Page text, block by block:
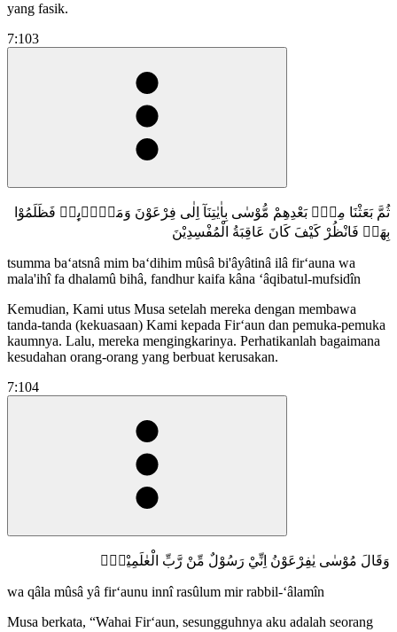
yang fasik.
7:103
ثُمَّ بَعَثْنَا مِنْۢ بَعْدِهِمْ مُّوْسٰى بِاٰيٰتِنَآ اِلٰى فِرْعَوْنَ وَمَلَا۟ىِٕهٖ فَظَلَمُوْا
بِهَاۚ فَانْظُرْ كَيْفَ كَانَ عَاقِبَةُ الْمُفْسِدِيْنَ
tsumma ba‘atsnâ mim ba‘dihim mûsâ bi'âyâtinâ ilâ fir‘auna wa
mala'ihî fa dhalamû bihâ, fandhur kaifa kâna ‘âqibatul-mufsidîn
Kemudian, Kami utus Musa setelah mereka dengan membawa
tanda-tanda (kekuasaan) Kami kepada Fir‘aun dan pemuka-pemuka
kaumnya. Lalu, mereka mengingkarinya. Perhatikanlah bagaimana
kesudahan orang-orang yang berbuat kerusakan.
7:104
وَقَالَ مُوْسٰى يٰفِرْعَوْنُ اِنِّيْ رَسُوْلٌ مِّنْ رَّبِّ الْعٰلَمِيْنَۙ
wa qâla mûsâ yâ fir‘aunu innî rasûlum mir rabbil-‘âlamîn
Musa berkata, “Wahai Fir‘aun, sesungguhnya aku adalah seorang